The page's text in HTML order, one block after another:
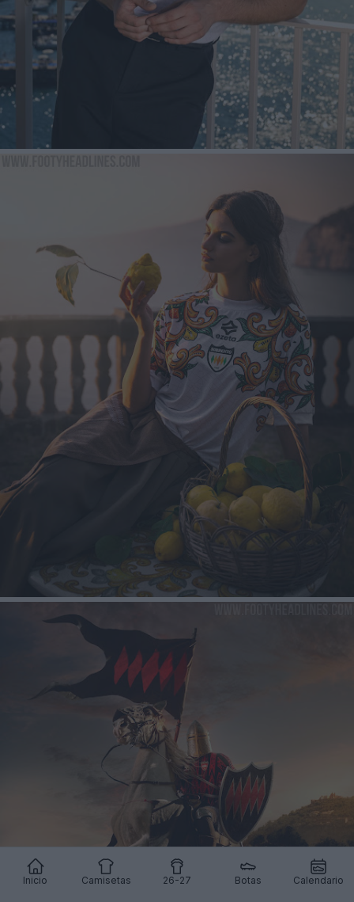
Inicio Camisetas 26-27 Botas Calendario